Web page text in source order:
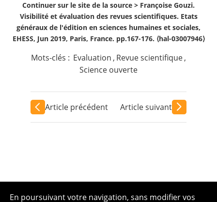
Continuer sur le site de la source > Françoise Gouzi.
Visibilité et évaluation des revues scientifiques. Etats
généraux de l'édition en sciences humaines et sociales,
EHESS, Jun 2019, Paris, France. pp.167-176. ⟨hal-03007946⟩
Mots-clés : Evaluation , Revue scientifique,
Science ouverte
Article précédent Article suivant
En poursuivant votre navigation, sans modifier vos